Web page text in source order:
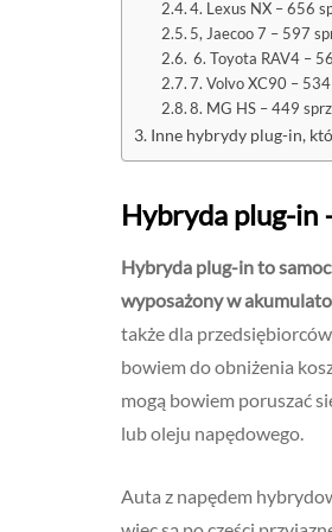
4. Lexus NX – 656
5, Jaecoo 7 – 597
6. Toyota RAV4 –
7. Volvo XC90 –
8. MG HS – 449
Inne hybrydy plug-in,
Hybryda plug-in
Hybryda plug-in to
wyposażony w
także dla
bowiem do obniżenia
mogą bowiem poruszać
lub oleju napędowego.
Auta z napędem